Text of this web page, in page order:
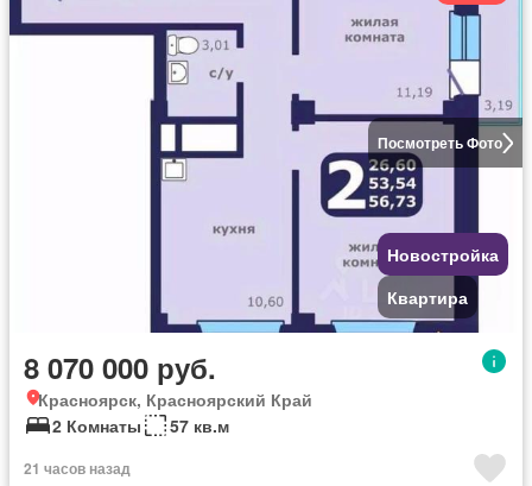
Посмотреть Фото
Новостройка
Квартира
8 070 000 руб.
Красноярск, Красноярский Край
2 Комнаты
57 кв.м
21 часов назад